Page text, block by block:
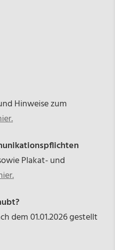
Hinweise zum
Plakat- und
dem 01.01.2026 gestellt